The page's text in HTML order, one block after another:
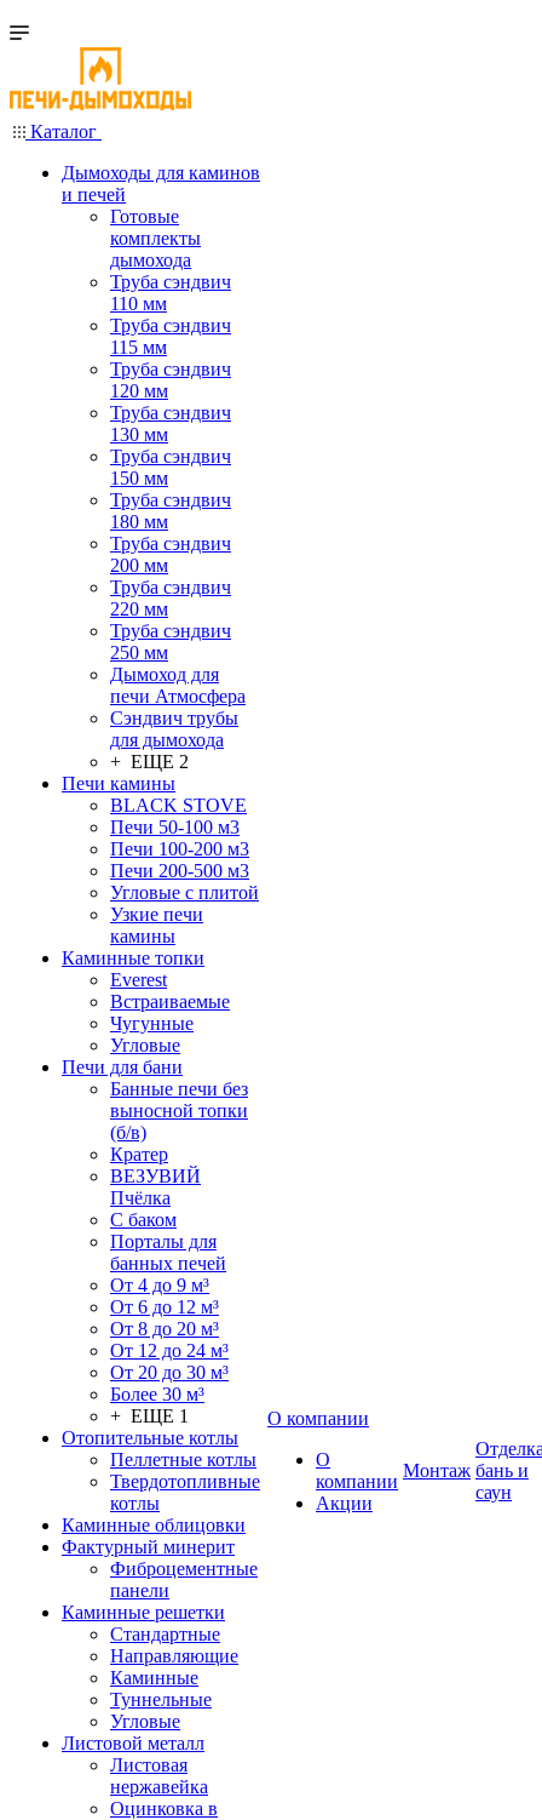
Каталог
Дымоходы для каминов
и печей
Готовые
комплекты
дымохода
Труба сэндвич
110 мм
Труба сэндвич
115 мм
Труба сэндвич
120 мм
Труба сэндвич
130 мм
Труба сэндвич
150 мм
Труба сэндвич
180 мм
Труба сэндвич
200 мм
Труба сэндвич
220 мм
Труба сэндвич
250 мм
Дымоход для
печи Атмосфера
Сэндвич трубы
для дымохода
+ ЕЩЕ 2
Печи камины
BLACK STOVE
Печи 50-100 м3
Печи 100-200 м3
Печи 200-500 м3
Угловые с плитой
Узкие печи
камины
Каминные топки
Everest
Встраиваемые
Чугунные
Угловые
Печи для бани
Банные печи без
выносной топки
(б/в)
Кратер
ВЕЗУВИЙ
Пчёлка
С баком
Порталы для
банных печей
От 4 до 9 м³
От 6 до 12 м³
От 8 до 20 м³
От 12 до 24 м³
От 20 до 30 м³
Более 30 м³
+ ЕЩЕ 1
Отопительные котлы
Пеллетные котлы
Твердотопливные
котлы
Каминные облицовки
Фактурный минерит
Фиброцементные
панели
Каминные решетки
Стандартные
Направляющие
Каминные
Туннельные
Угловые
Листовой металл
Листовая
нержавейка
Оцинковка в
О компании
О
компании
Акции
Монтаж бань и
саун